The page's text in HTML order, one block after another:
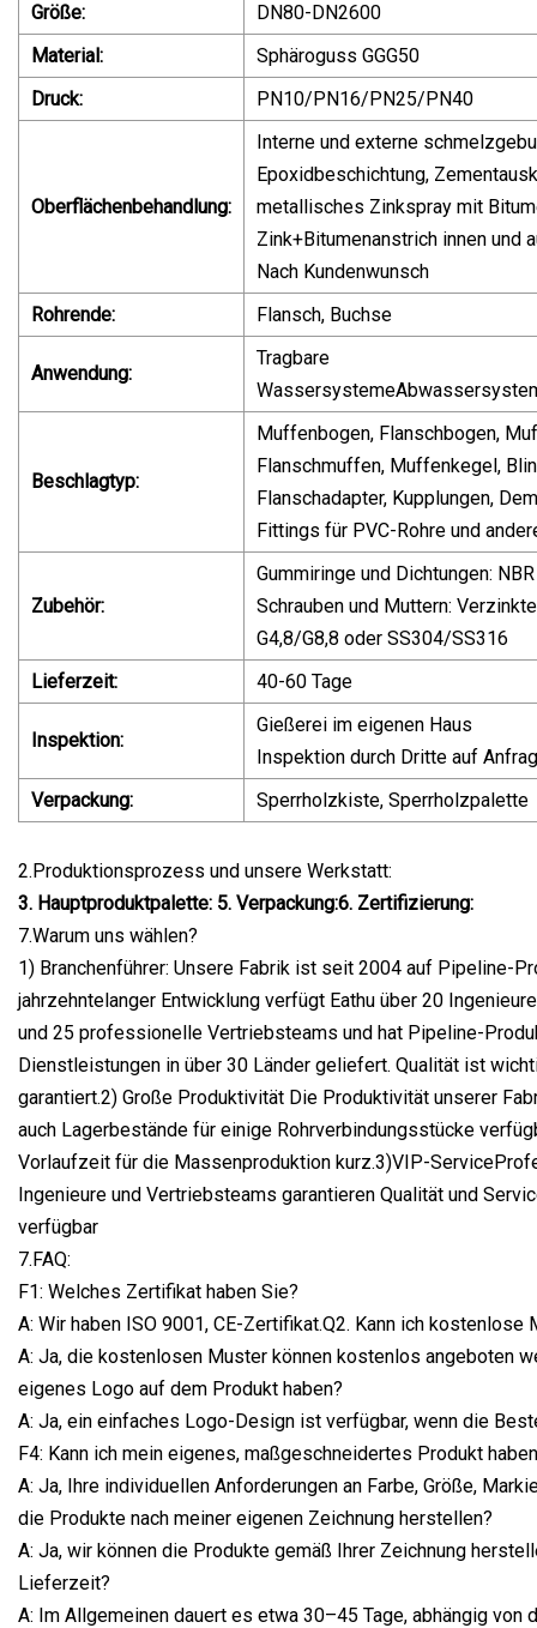
Größe:
DN80-DN2600
Material:
Sphäroguss GGG50
Druck:
PN10/PN16/PN25/PN40
Oberflächenbehandlung:
Interne und externe
Epoxidbeschichtung,
metallisches Zinkspray mit
Zink+Bitumenanstrich innen und
Nach Kundenwunsch
Rohrende:
Flansch, Buchse
Anwendung:
Tragbare
Beschlagtyp:
Muffenbogen, Flanschbogen,
Flanschmuffen, Muffenkegel,
Flanschadapter, Kupplungen,
Fittings für PVC-Rohre und
Zubehör:
Gummiringe und Dichtungen:
Schrauben und Muttern:
G4,8/G8,8 oder SS304/SS316
Lieferzeit:
40-60 Tage
Inspektion:
Gießerei im eigenen Haus
Inspektion durch Dritte auf
Verpackung:
Sperrholzkiste, Sperrholzpalette
2.Produktionsprozess und unsere Werkstatt:
3. Hauptproduktpalette: 5. Verpackung:6. Zertifizierung:
7.Warum uns wählen?
1) Branchenführer: Unsere Fabrik ist seit 2004 auf Pipeline-
jahrzehntelanger Entwicklung verfügt Eathu über 20
und 25 professionelle Vertriebsteams und hat Pipeline-
Dienstleistungen in über 30 Länder geliefert. Qualität ist
garantiert.2) Große Produktivität Die Produktivität unserer
auch Lagerbestände für einige Rohrverbindungsstücke
Vorlaufzeit für die Massenproduktion kurz.3)VIP-
Ingenieure und Vertriebsteams garantieren Qualität und
verfügbar
7.FAQ:
F1: Welches Zertifikat haben Sie?
A: Wir haben ISO 9001, CE-Zertifikat.Q2. Kann ich kostenlose
A: Ja, die kostenlosen Muster können kostenlos angeboten
eigenes Logo auf dem Produkt haben?
A: Ja, ein einfaches Logo-Design ist verfügbar, wenn die
F4: Kann ich mein eigenes, maßgeschneidertes Produkt
A: Ja, Ihre individuellen Anforderungen an Farbe, Größe,
die Produkte nach meiner eigenen Zeichnung herstellen?
A: Ja, wir können die Produkte gemäß Ihrer Zeichnung
Lieferzeit?
A: Im Allgemeinen dauert es etwa 30–45 Tage, abhängig von